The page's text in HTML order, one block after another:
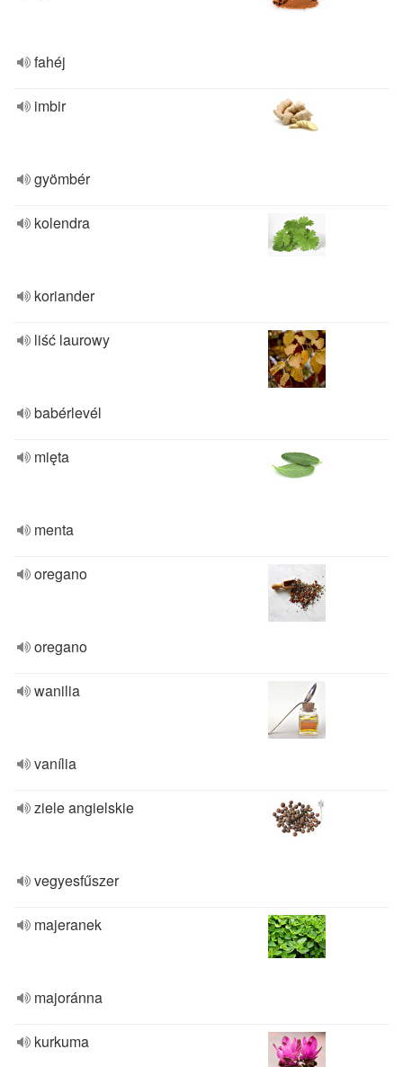
fahéj
imbir
gyömbér
kolendra
koriander
liść laurowy
babérlevél
mięta
menta
oregano
oregano
wanilia
vanília
ziele angielskie
vegyesfűszer
majeranek
majoránna
kurkuma